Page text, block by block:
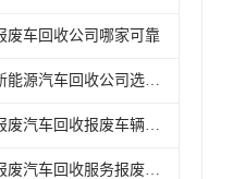
废车回收公司哪家可靠
保定新能源汽车回收公司选哪家
满城报废汽车回收报废车辆残值实时报价
保定报废汽车回收服务报废手续全程代办不用跑腿